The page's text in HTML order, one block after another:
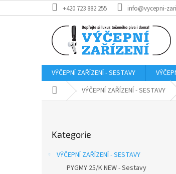
na
+420 723 882 255 info@vycepni-
VÝČEPNÍ ZAŘÍZENÍ - SESTAVY
Domů VÝČEPNÍ ZAŘÍZENÍ - SESTAVY
kategorie
Kategorie
VÝČEPNÍ ZAŘÍZENÍ - SESTAVY
PYGMY 25/K NEW - Sestavy